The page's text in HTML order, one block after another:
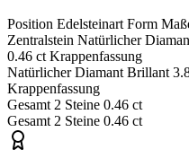
Position Edelsteinart Form
Zentralstein Natürlicher
0.46 ct Krappenfassung
Natürlicher Diamant Brillant
Krappenfassung
Gesamt 2 Steine 0.46 ct
Gesamt 2 Steine 0.46 ct